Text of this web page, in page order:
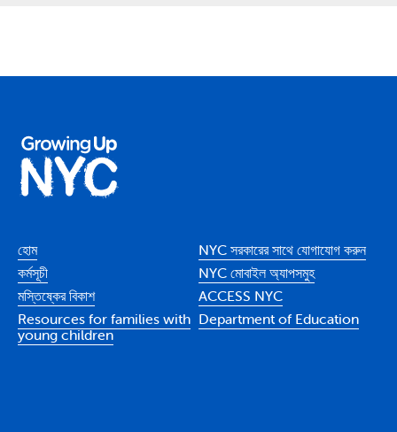
হোম
কর্মসূচী
মস্তিষ্কের বিকাশ
Resources for families with
young children
NYC সরকারের সাথে যোগাযোগ করুন
NYC মোবাইল অ্যাপসমুহ
ACCESS NYC
Department of Education